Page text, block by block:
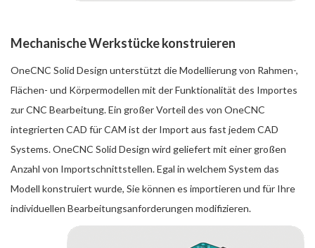
Mechanische Werkstücke konstruieren
OneCNC Solid Design unterstützt die Modellierung von Rahmen-,
Flächen- und Körpermodellen mit der Funktionalität des Importes
zur CNC Bearbeitung. Ein großer Vorteil des von OneCNC
integrierten CAD für CAM ist der Import aus fast jedem CAD
Systems. OneCNC Solid Design wird geliefert mit einer großen
Anzahl von Importschnittstellen. Egal in welchem System das
Modell konstruiert wurde, Sie können es importieren und für Ihre
individuellen Bearbeitungsanforderungen modifizieren.